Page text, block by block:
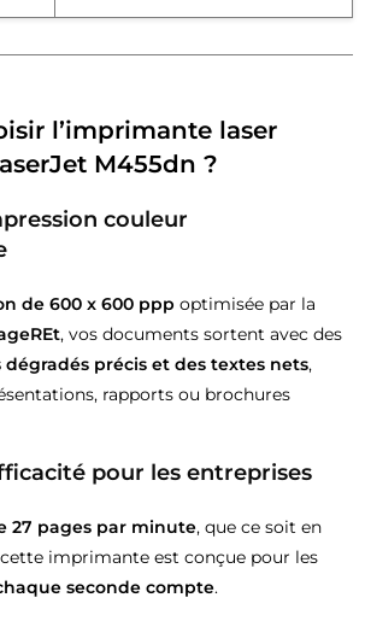
l’imprimante laser
M455dn ?
couleur
de 600 x 600 ppp optimisée par la
, vos documents sortent avec des
dégradés précis et des textes nets,
rapports ou brochures
pour les entreprises
27 pages par minute, que ce soit en
imprimante est conçue pour les
seconde compte.